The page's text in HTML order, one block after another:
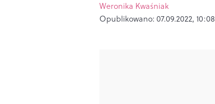
Weronika Kwaśniak
Opublikowano: 07.09.2022, 10:08